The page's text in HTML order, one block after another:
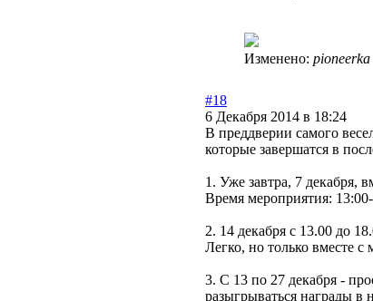
Изменено: pioneerka
#18
6 Декабря 2014 в 18:24
В преддверии самого
которые завершатся в
1. Уже завтра, 7 декабря,
Время мероприятия:
2. 14 декабря с 13.00 до
Легко, но только вместе
3. С 13 по 27 декабря -
разыгрываться награды в